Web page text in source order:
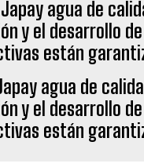
agua de
y el desarrollo
están